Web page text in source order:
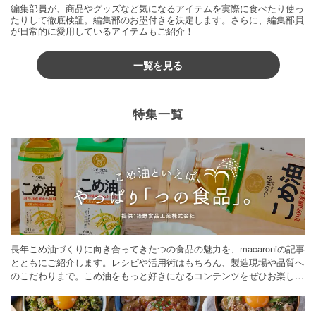
編集部員が、商品やグッズなど気になるアイテムを実際に食べたり使っ
たりして徹底検証。編集部のお墨付きを決定します。さらに、編集部員
が日常的に愛用しているアイテムもご紹介！
一覧を見る
特集一覧
長年こめ油づくりに向き合ってきたつの食品の魅力を、macaroniの記事
とともにご紹介します。レシピや活用術はもちろん、製造現場や品質へ
のこだわりまで。こめ油をもっと好きになるコンテンツをぜひお楽しみ